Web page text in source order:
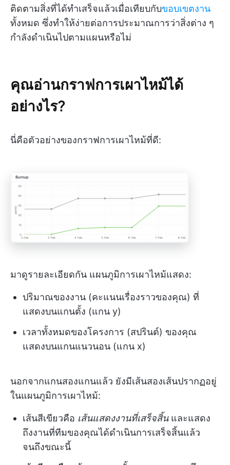
ติดตามสิ่งที่ได้ทำเสร็จแล้วเมื่อเทียบกับขอบเขตงาน
ทั้งหมด ซึ่งทำให้ง่ายต่อการประมาณการว่าสิ่งต่าง ๆ
กำลังดำเนินไปตามแผนหรือไม่
คุณอ่านกราฟการเผาไหม้ได้
อย่างไร?
นี่คือตัวอย่างของกราฟการเผาไหม้ที่ดี:
มาดูรายละเอียดกัน แผนภูมิการเผาไหม้แสดง:
ปริมาณของงาน (คะแนนเรื่องราวของคุณ) ที่
แสดงบนแกนตั้ง (แกน y)
เวลาทั้งหมดของโครงการ (สปรินต์) ของคุณ
แสดงบนแกนแนวนอน (แกน x)
นอกจากแกนสองแกนแล้ว ยังมีเส้นสองเส้นปรากฏอยู่
ในแผนภูมิการเผาไหม้:
เส้นสีเขียวคือ เส้นแสดงงานที่เสร็จสิ้นและแสดง
ถึงงานที่ทีมของคุณได้ดำเนินการเสร็จสิ้นแล้ว
จนถึงขณะนี้